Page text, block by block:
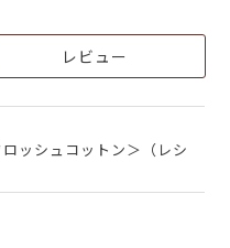
レビュー
ッシュコットン＞（レシ